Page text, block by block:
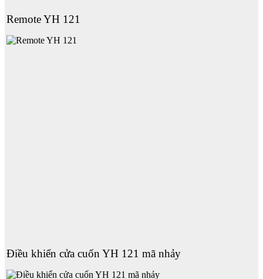
Remote YH 121
Điều khiển cửa cuốn YH 121 mã nhảy